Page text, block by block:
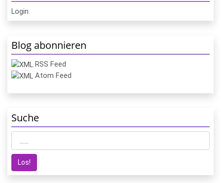
Login
Blog abonnieren
RSS Feed
Atom Feed
Suche